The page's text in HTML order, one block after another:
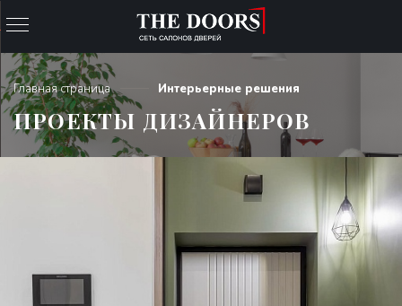
Главная страница Интерьерные решения
ПРОЕКТЫ ДИЗАЙНЕРОВ